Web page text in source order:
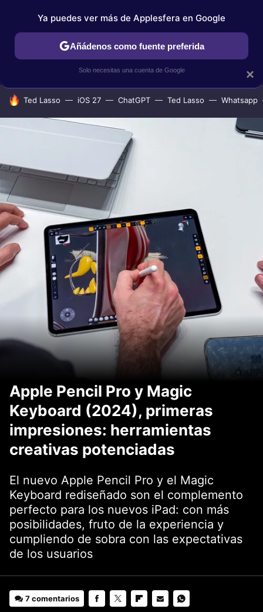
IPHONE TUTORIALES APPLESFERA SELECCIÓN
HOY SE HABLA DE
Ted Lasso iOS 27 ChatGPT Ted Lasso Whatsapp
Apple Pencil Pro y Magic
Keyboard (2024), primeras
impresiones: herramientas
creativas potenciadas
El nuevo Apple Pencil Pro y el Magic
Keyboard rediseñado son el complemento
perfecto para los nuevos iPad: con más
posibilidades, fruto de la experiencia y
cumpliendo de sobra con las expectativas
de los usuarios
7 comentarios
×
Ya puedes ver más de Applesfera en Google
Añádenos como fuente preferida
Solo necesitas una cuenta de Google